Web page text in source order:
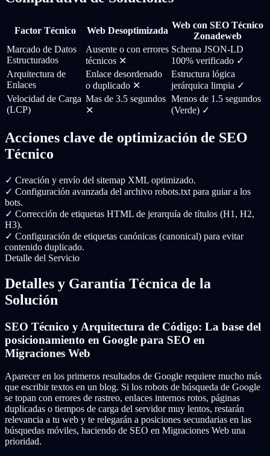
Factor Técnico Web Desoptimizada
Web con SEO Técnico
Zonadeweb
Marcado de Datos
Estructurados
Ausente o con errores
técnicos ✕
Schema JSON-LD
100% verificado ✓
Arquitectura de
Enlaces
Enlace desordenado
o duplicado ✕
Estructura lógica
jerárquica limpia ✓
Velocidad de Carga
(LCP)
Mas de 3.5 segundos
✕
Menos de 1.5 segundos
(Verde) ✓
Acciones clave de optimización de SEO
Técnico
✓ Creación y envío del sitemap XML optimizado.
✓ Configuración avanzada del archivo robots.txt para guiar a los
bots.
✓ Corrección de etiquetas HTML de jerarquía de títulos (H1, H2,
H3).
✓ Configuración de etiquetas canónicas (canonical) para evitar
contenido duplicado.
Detalle del Servicio
Detalles y Garantía Técnica de la
Solución
SEO Técnico y Arquitectura de Código: La base del
posicionamiento en Google para SEO en
Migraciones Web
Aparecer en los primeros resultados de Google requiere mucho más
que escribir textos en un blog. Si los robots de búsqueda de Google
se topan con errores de rastreo, enlaces internos rotos, páginas
duplicadas o tiempos de carga del servidor muy lentos, restarán
relevancia a tu web y te relegarán a posiciones secundarias en las
búsquedas móviles, haciendo de SEO en Migraciones Web una
prioridad.